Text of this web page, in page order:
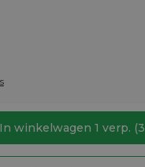
In winkelwagen1 verp. (3